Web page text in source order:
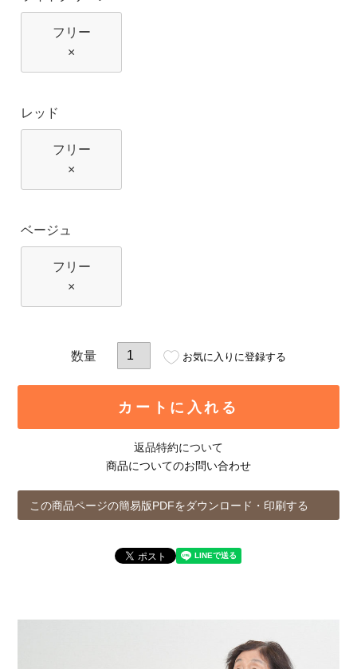
フリー
×
レッド
フリー
×
ベージュ
フリー
×
お気に入りに登録する
カートに入れる
返品特約について
商品についてのお問い合わせ
この商品ページの簡易版PDFをダウンロード・印刷する